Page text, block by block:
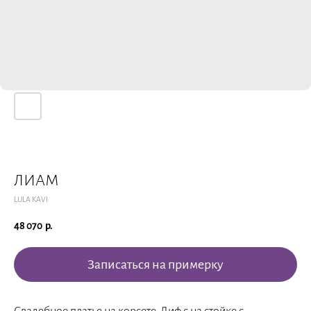
ЛИАМ
LULA KAVI
48 070 р.
Записаться на примерку